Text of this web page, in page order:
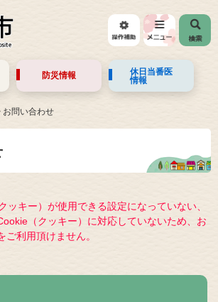
防災情報
休日当番医
情報
お問い合わせ
ッキー）が使用できる設定になっていない、
（クッキー）に対応していないため、お
ご利用頂けません。